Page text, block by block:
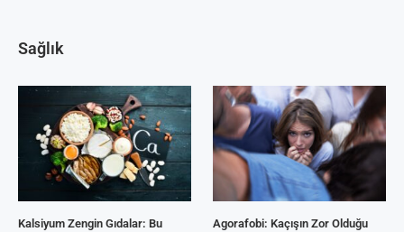
Sağlık
Kalsiyum Zengin Gıdalar: Bu
Agorafobi: Kaçışın Zor Olduğu